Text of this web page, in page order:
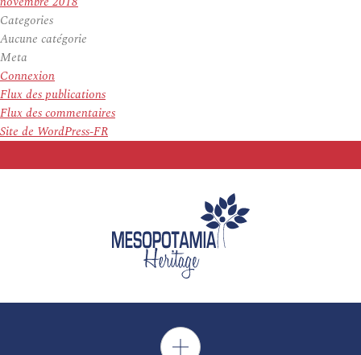
Categories
Aucune catégorie
Meta
Connexion
Flux des publications
Flux des commentaires
Site de WordPress-FR